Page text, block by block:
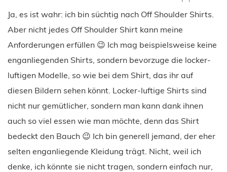
Ja, es ist wahr: ich bin süchtig nach Off Shoulder Shirts.
Aber nicht jedes Off Shoulder Shirt kann meine
Anforderungen erfüllen 😉 Ich mag beispielsweise keine
enganliegenden Shirts, sondern bevorzuge die locker-
luftigen Modelle, so wie bei dem Shirt, das ihr auf
diesen Bildern sehen könnt. Locker-luftige Shirts sind
nicht nur gemütlicher, sondern man kann dank ihnen
auch so viel essen wie man möchte, denn das Shirt
bedeckt den Bauch 😉 Ich bin generell jemand, der eher
selten enganliegende Kleidung trägt. Nicht, weil ich
denke, ich könnte sie nicht tragen, sondern einfach nur,